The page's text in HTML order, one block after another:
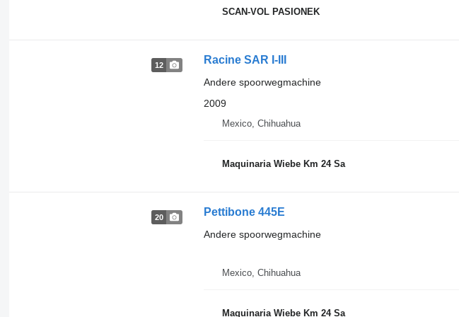
SCAN-VOL PASIONEK
12
Racine SAR I-III
Andere spoorwegmachine
2009
Mexico, Chihuahua
Maquinaria Wiebe Km 24 Sa
20
Pettibone 445E
Andere spoorwegmachine
Mexico, Chihuahua
Maquinaria Wiebe Km 24 Sa